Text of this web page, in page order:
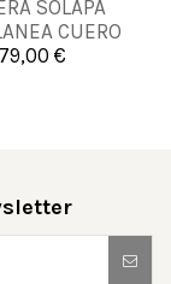
SOLAPA
CUERO
€
UNICA
al carrito